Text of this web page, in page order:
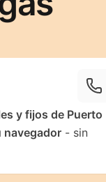
y fijos de Puerto
navegador- sin